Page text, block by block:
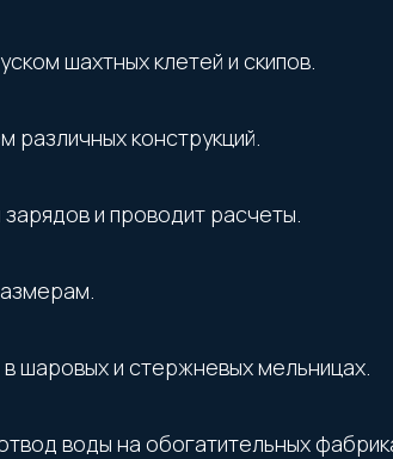
шахтных клетей и скипов.
различных конструкций.
и проводит расчеты.
шаровых и стержневых мельницах.
воды на обогатительных